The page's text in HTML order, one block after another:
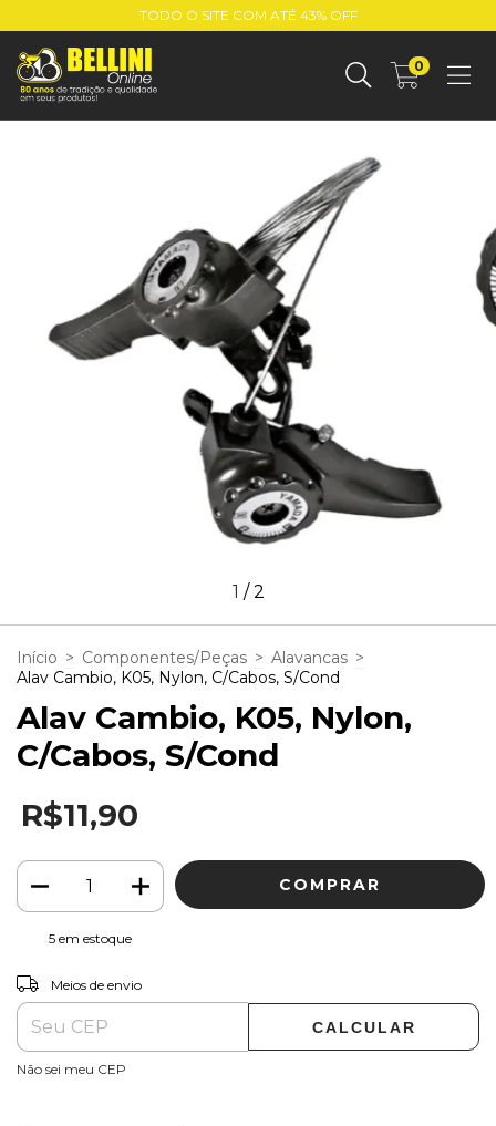
TODO O SITE COM ATÉ 43% OFF
0
1 /2
Início > Componentes/Peças > Alavancas >
Alav Cambio, K05, Nylon, C/Cabos, S/Cond
Alav Cambio, K05, Nylon,
C/Cabos, S/Cond
R$11,90
5em estoque
Entregas para o CEP:
Meios de envio
CALCULAR
Não sei meu CEP